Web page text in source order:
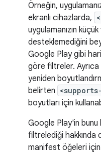
Örneğin,
ekranlı cihazlarda,
uygulamanızın
desteklemediğini
Google Play gibi
göre filtreler. Ayrıca
yeniden
belirten
boyutları için
Google Play'in bunu
filtrelediği hakkında
manifest öğeleri için